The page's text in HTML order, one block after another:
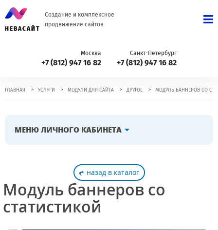
Создание и комплексное
продвижение сайтов
НЕВАСАЙТ
Москва
+7 (812) 947 16 82
Санкт-Петербург
+7 (812) 947 16 82
ГЛАВНАЯ > УСЛУГИ > МОДУЛИ ДЛЯ САЙТА > ДРУГОЕ > МОДУЛЬ БАННЕРОВ СО
МЕНЮ ЛИЧНОГО КАБИНЕТА
Модуль баннеров со
статистикой
назад в каталог